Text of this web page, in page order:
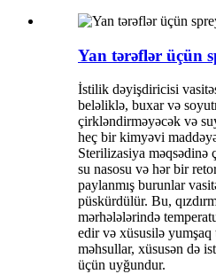
Yan tərəflər üçün
İstilik dəyişdiricisi
beləliklə, buxar və
çirkləndirməyəcək və
heç bir kimyəvi
Sterilizasiya məqsədinə
su nasosu və hər bir
paylanmış burunlar
püskürdülür. Bu,
mərhələlərində
edir və xüsusilə yumşaq
məhsullar, xüsusən də
üçün uyğundur.